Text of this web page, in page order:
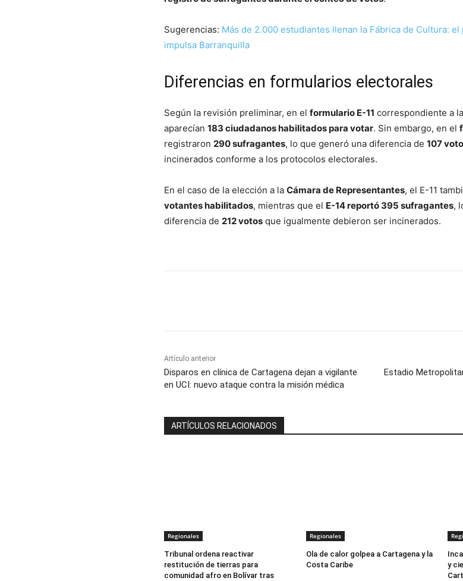
Sugerencias: Más de 2.000 estudiantes llenan la Fábrica de Cultura:
impulsa Barranquilla
Diferencias en formularios electorales
Según la revisión preliminar, en el formulario E-11 correspondiente a
aparecían 183 ciudadanos habilitados para votar. Sin embargo, en el
registraron 290 sufragantes, lo que generó una diferencia de 107
incinerados conforme a los protocolos electorales.
En el caso de la elección a la Cámara de Representantes, el E-11
votantes habilitados, mientras que el E-14 reportó 395 sufragantes,
diferencia de 212 votos que igualmente debieron ser incinerados.
Artículo anterior
Disparos en clínica de Cartagena dejan a vigilante
en UCI: nuevo ataque contra la misión médica
Estadio
ARTÍCULOS RELACIONADOS
Regionales
Tribunal ordena reactivar
restitución de tierras para
comunidad afro en Bolívar tras
Regionales
Ola de calor golpea a Cartagena y la
Costa Caribe
y